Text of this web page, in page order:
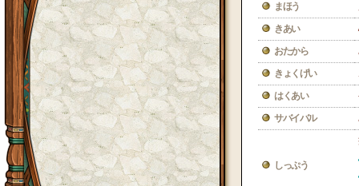
まほう
きあい
おたから
きょくげい
はくあい
サバイバル
しっぷう